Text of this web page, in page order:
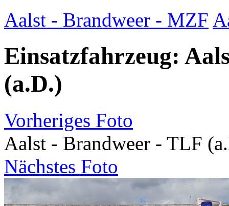
Aalst - Brandweer - MZF
Einsatzfahrzeug:
(a.D.)
Vorheriges Foto
Aalst - Brandweer - TLF
Nächstes Foto